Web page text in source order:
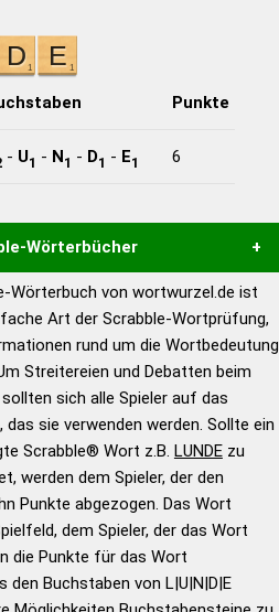
Punkte
- U1 - N1 - D1 - E1 6
Wörterbücher
mit Hilfe eines semantischen
gute Anhaltspunkte zu
und Wortform, um die
für das Scrabble-Spiel zu
Turnier Scrabble-
Duden – Standardwerk in 12
Bänden
Duden – Richtiges und gutes
Deutsch
Wörterbuch von wortwurzel.de ist
Art der Scrabble-Wortprüfung,
rund um die Wortbedeutung
Streitereien und Debatten beim
sich alle Spieler auf das
das sie verwenden werden. Sollte ein
Scrabble® Wort z.B. LUNDEzu
werden dem Spieler, der den
Punkte abgezogen. Das Wort
dem Spieler, der das Wort
die Punkte für das Wort
den Buchstaben von L|U|N|D|E